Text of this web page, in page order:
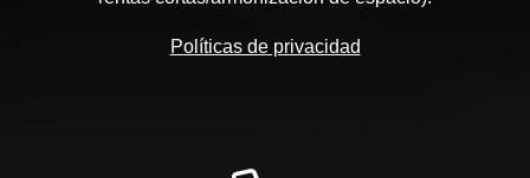
Políticas de privacidad